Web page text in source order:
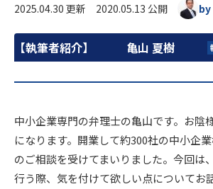
2025.04.30 更新 2020.05.13 公開
【執筆者紹介】 亀山 夏樹
中小企業専門の弁理士の亀山です。お陰
になります。開業して約300社の中小企
のご相談を受けてまいりました。今回は
行う際、気を付けて欲しい点についてお